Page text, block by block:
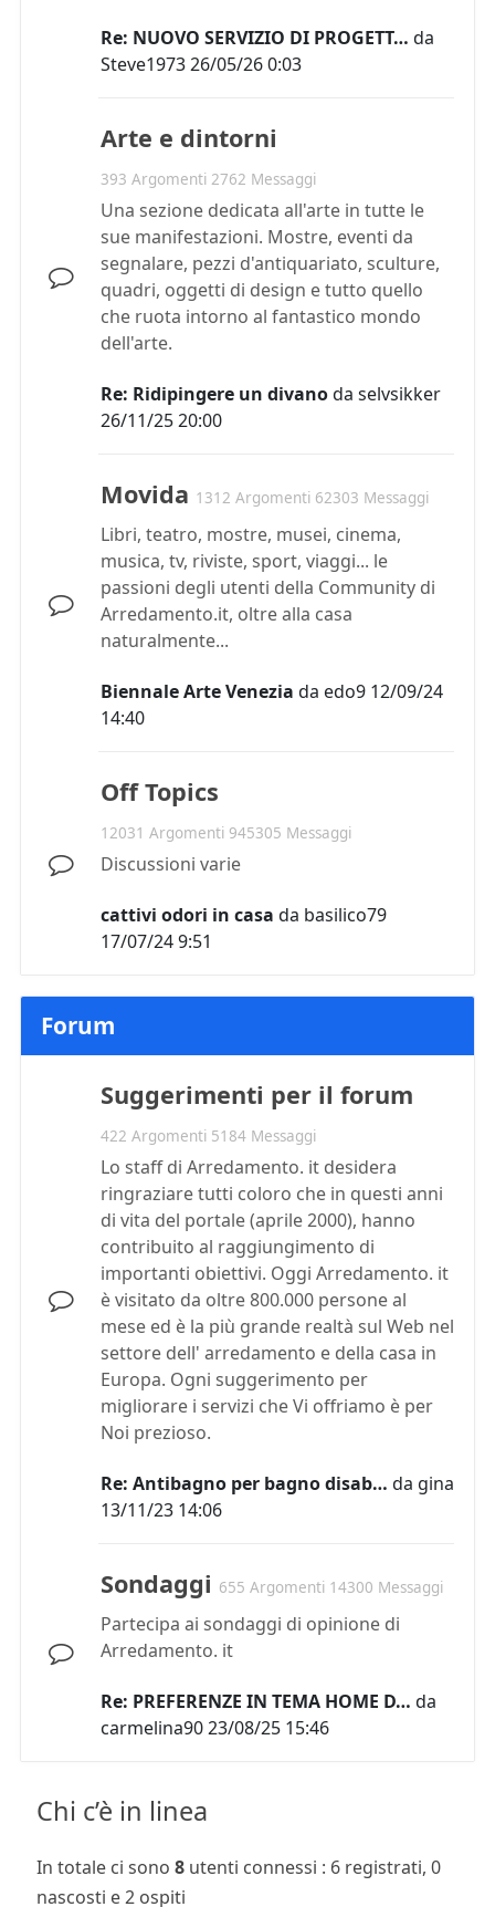
Re: NUOVO SERVIZIO DI PROGETT… da
Steve197326/05/26 0:03
Arte e dintorni
393 Argomenti 2762 Messaggi
Una sezione dedicata all'arte in tutte le
sue manifestazioni. Mostre, eventi da
segnalare, pezzi d'antiquariato, sculture,
quadri, oggetti di design e tutto quello
che ruota intorno al fantastico mondo
dell'arte.
Re: Ridipingere un divanoda selvsikker
26/11/25 20:00
Movida 1312 Argomenti 62303 Messaggi
Libri, teatro, mostre, musei, cinema,
musica, tv, riviste, sport, viaggi... le
passioni degli utenti della Community di
Arredamento.it, oltre alla casa
naturalmente...
Biennale Arte Venezia da edo9 12/09/24
14:40
Off Topics
12031 Argomenti 945305 Messaggi
Discussioni varie
cattivi odori in casa da basilico79
17/07/24 9:51
Forum
Suggerimenti per il forum
422 Argomenti 5184 Messaggi
Lo staff di Arredamento. it desidera
ringraziare tutti coloro che in questi anni
di vita del portale (aprile 2000), hanno
contribuito al raggiungimento di
importanti obiettivi. Oggi Arredamento. it
è visitato da oltre 800.000 persone al
mese ed è la più grande realtà sul Web nel
settore dell' arredamento e della casa in
Europa. Ogni suggerimento per
migliorare i servizi che Vi offriamo è per
Noi prezioso.
Re: Antibagno per bagno disab… da gina
13/11/23 14:06
Sondaggi 655 Argomenti 14300 Messaggi
Partecipa ai sondaggi di opinione di
Arredamento. it
Re: PREFERENZE IN TEMA HOME D… da
carmelina9023/08/25 15:46
Chi c’è in linea
In totale ci sono 8 utenti connessi : 6 registrati, 0
nascosti e 2 ospiti